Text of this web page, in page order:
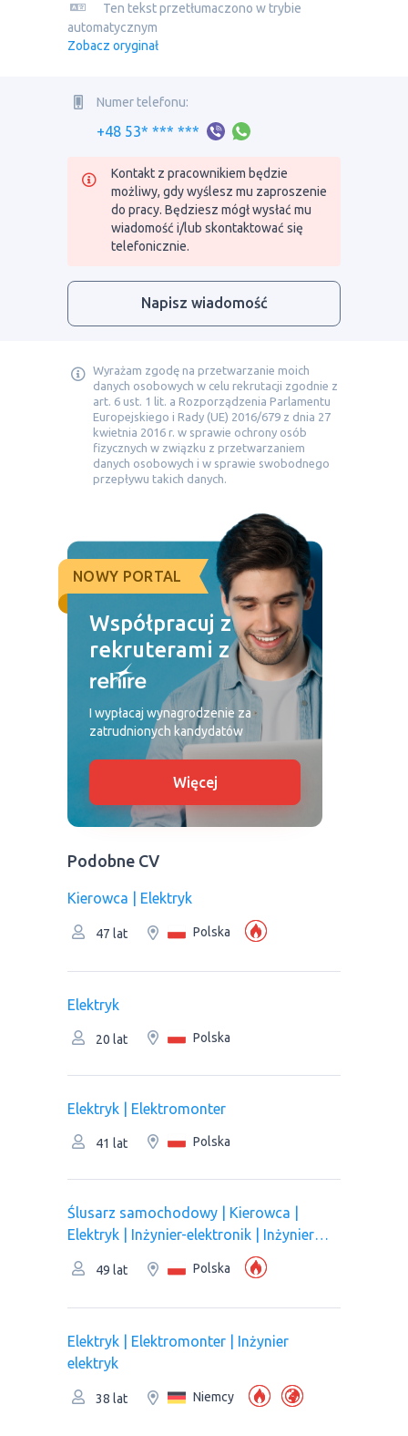
Ten tekst przetłumaczono w trybie
automatycznym
Zobacz oryginał
Numer telefonu:
+48 53* *** ***
Kontakt z pracownikiem będzie
możliwy, gdy wyślesz mu zaproszenie
do pracy. Będziesz mógł wysłać mu
wiadomość i/lub skontaktować się
telefonicznie.
Napisz wiadomość
Wyrażam zgodę na przetwarzanie moich
danych osobowych w celu rekrutacji zgodnie z
art. 6 ust. 1 lit. a Rozporządzenia Parlamentu
Europejskiego i Rady (UE) 2016/679 z dnia 27
kwietnia 2016 r. w sprawie ochrony osób
fizycznych w związku z przetwarzaniem
danych osobowych i w sprawie swobodnego
przepływu takich danych.
NOWY PORTAL
Współpracuj z
rekruterami z
I wypłacaj wynagrodzenie za
zatrudnionych kandydatów
Więcej
Podobne CV
Kierowca | Elektryk
47 lat Polska
Elektryk
20 lat Polska
Elektryk | Elektromonter
41 lat Polska
Ślusarz samochodowy | Kierowca |
Elektryk | Inżynier-elektronik | Inżynier
49 lat Polska
Elektryk | Elektromonter | Inżynier
elektryk
38 lat Niemcy